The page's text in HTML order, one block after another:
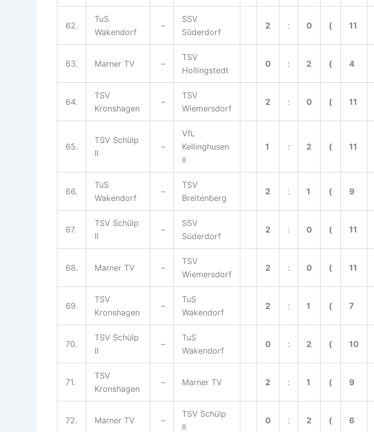
62.
TuS
Wakendorf
–
SSV
Süderdorf
2 : 0 ( 11
63. Marner TV –
TSV
Hollingstedt
0 : 2 ( 4
64.
TSV
Kronshagen
–
TSV
Wiemersdorf
2 : 0 ( 11
65.
TSV Schülp
II
–
VfL
Kellinghusen
II
1 : 2 ( 11
66.
TuS
Wakendorf
–
TSV
Breitenberg
2 : 1 ( 9
67.
TSV Schülp
II
–
SSV
Süderdorf
2 : 0 ( 11
68. Marner TV –
TSV
Wiemersdorf
2 : 0 ( 11
69.
TSV
Kronshagen
–
TuS
Wakendorf
2 : 1 ( 7
70.
TSV Schülp
II
–
TuS
Wakendorf
0 : 2 ( 10
71.
TSV
Kronshagen
– Marner TV 2 : 1 ( 9
72. Marner TV –
TSV Schülp
II
0 : 2 ( 6